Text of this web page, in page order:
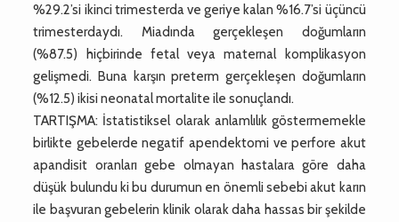
%29.2’si ikinci trimesterda ve geriye kalan %16.7’si üçüncü
trimesterdaydı. Miadında gerçekleşen doğumların
(%87.5) hiçbirinde fetal veya maternal komplikasyon
gelişmedi. Buna karşın preterm gerçekleşen doğumların
(%12.5) ikisi neonatal mortalite ile sonuçlandı.
TARTIŞMA: İstatistiksel olarak anlamlılık göstermemekle
birlikte gebelerde negatif apendektomi ve perfore akut
apandisit oranları gebe olmayan hastalara göre daha
düşük bulundu ki bu durumun en önemli sebebi akut karın
ile başvuran gebelerin klinik olarak daha hassas bir şekilde